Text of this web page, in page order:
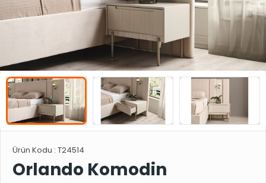
Ürün Kodu : T24514
Orlando Komodin